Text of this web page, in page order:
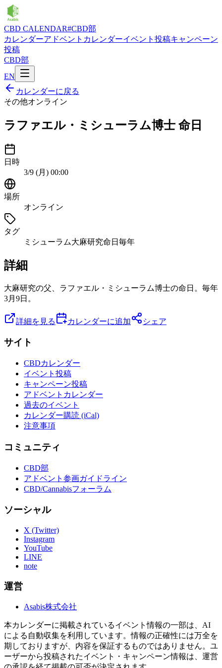
CBD CALENDAR#CBD部
カレンダーアドベントカレンダーイベント投稿キャンペーン
投稿
CBD部
EN
カレンダーに戻る
その他オンライン
ラファエル・ミシューラム博士 命日
日時
3/9 (月) 00:00
場所
オンライン
タグ
ミシューラム大麻研究命日 毎年
詳細
大麻研究の父、ラファエル・ミシューラム博士の命日。毎年
3月9日。
詳細を見る カレンダーに追加 シェア
サイト
CBDカレンダー
イベント投稿
キャンペーン投稿
アドベントカレンダー
過去のイベント
カレンダー購読 (iCal)
注意事項
コミュニティ
CBD部
アドベント参画ガイドライン
CBD/Cannabisフォーラム
ソーシャル
X (Twitter)
Instagram
YouTube
LINE
note
運営
Asabis株式会社
本カレンダーに掲載されているイベント情報の一部は、AI
による自動収集を利用しています。情報の正確性には万全を
期しておりますが、内容を保証するものではありません。ユ
ーザーから投稿されたイベント・キャンペーン情報は、運営